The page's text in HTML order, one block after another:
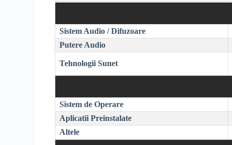
Sistem Audio / Difuzoare
Putere Audio
Tehnologii Sunet
Sistem de Operare
Aplicatii Preinstalate
Altele